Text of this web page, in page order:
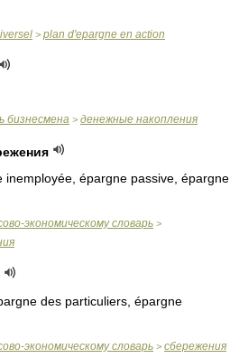
> plan d'epargne en action
бизнесмена > денежные накопления
inemployée, épargne passive, épargne
экономическому словарь >
des particuliers, épargne
экономическому словарь > сбережения